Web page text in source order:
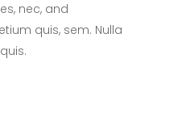
nec, and
quis, sem. Nulla